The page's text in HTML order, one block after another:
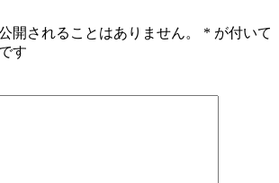
開されることはありません。 * が付いて
す